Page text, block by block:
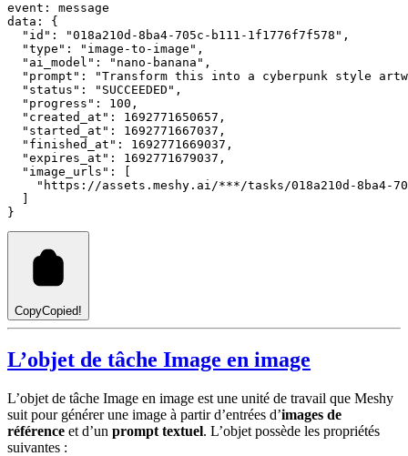
event: message
data: {
  "id": "018a210d-8ba4-705c-b111-1f1776f7f578",
  "type": "image-to-image",
  "ai_model": "nano-banana",
"prompt": "Transform this into a cyberpunk style
  "status": "SUCCEEDED",
  "progress": 100,
  "created_at": 1692771650657,
  "started_at": 1692771667037,
  "finished_at": 1692771669037,
  "expires_at": 1692771679037,
  "image_urls": [
"https://assets.meshy.ai/***/tasks/018a210d-8ba4-
}
CopyCopied!
L’objet de tâche Image en image
L’objet de tâche Image en image est une unité de travail que Meshy
suit pour générer une image à partir d’entrées d’images de
référence et d’un prompt textuel. L’objet possède les propriétés
suivantes :